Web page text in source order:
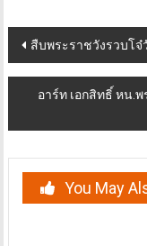
Post
navigation
สืบพระราชวังรวบโจ๋
อาร์ท เอกสิทธิ์ หน.
You May